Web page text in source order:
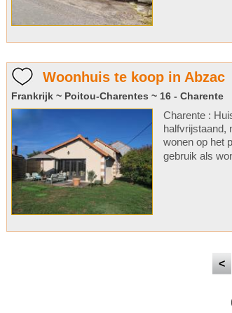
Woonhuis te koop in Abzac
Frankrijk ~ Poitou-Charentes ~ 16 - Charente
Charente :
halfvrijstaand,
wonen op het
gebruik als
<